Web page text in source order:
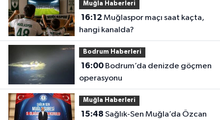
Muğla Haberleri
16:12
hangi kanalda?
Bodrum Haberleri
16:00Bodrum’da denizde göçmen
operasyonu
Muğla Haberleri
15:48